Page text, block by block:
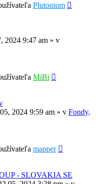
Plutonium
2024 9:47 am » v
MiBi
2024 9:59 am » v Fondy,
mapper
- SLOVAKIA SE